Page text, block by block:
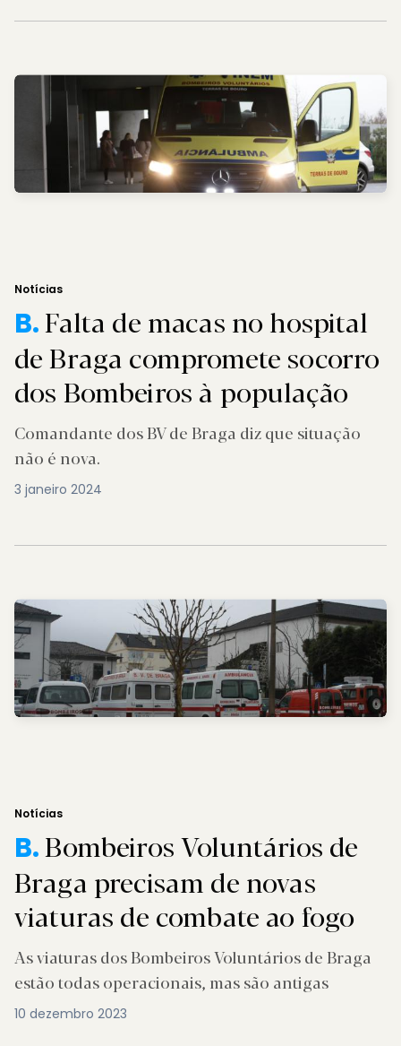
Notícias
B.Falta de macas no hospital
de Braga compromete socorro
dos Bombeiros à população
Comandante dos BV de Braga diz que situação
não é nova.
3 janeiro 2024
Notícias
B.Bombeiros Voluntários de
Braga precisam de novas
viaturas de combate ao fogo
As viaturas dos Bombeiros Voluntários de Braga
estão todas operacionais, mas são antigas
10 dezembro 2023